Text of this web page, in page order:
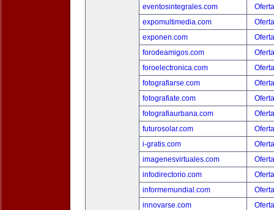
eventosintegrales.com
expomultimedia.com
exponen.com
forodeamigos.com
foroelectronica.com
fotografiarse.com
fotografiate.com
fotografiaurbana.com
futurosolar.com
i-gratis.com
imagenesvirtuales.com
infodirectorio.com
informemundial.com
innovarse.com